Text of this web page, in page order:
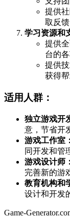
提供
取反馈
学习资源和
提供
台的各
提供
获得帮
适用人群：
独立游戏开
意，节省开
游戏工作室：
同开发和管
游戏设计师：
完善新的游
教育机构和
设计和开发
Game-